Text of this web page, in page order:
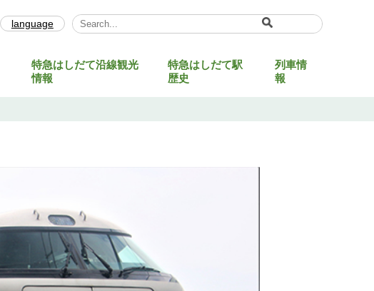
language
特急はしだて沿線観光
情報
特急はしだて駅
歴史
列車情
報